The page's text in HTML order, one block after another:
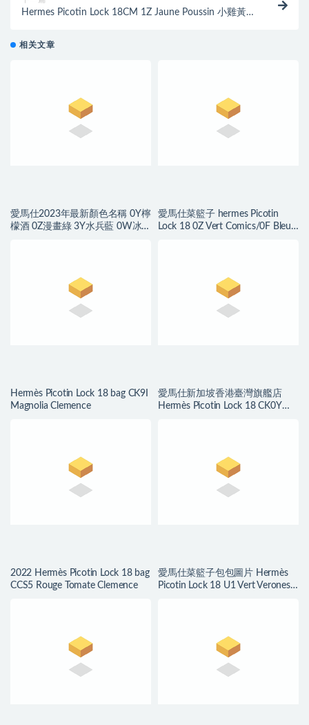
Hermes Picotin Lock 18CM 1Z Jaune Poussin 小雞黃柔
相关文章
愛馬仕2023年最新顏色名稱 0Y檸
檬酒 0Z漫畫綠 3Y水兵藍 0W冰
愛馬仕菜籃子 hermes Picotin
Lock 18 0Z Vert Comics/0F Bleu
Hermès Picotin Lock 18 bag CK9I
Magnolia Clemence
愛馬仕新加坡香港臺灣旗艦店
Hermès Picotin Lock 18 CK0Y
2022 Hermès Picotin Lock 18 bag
CCS5 Rouge Tomate Clemence
愛馬仕菜籃子包包圖片 Hermès
Picotin Lock 18 U1 Vert Veronese